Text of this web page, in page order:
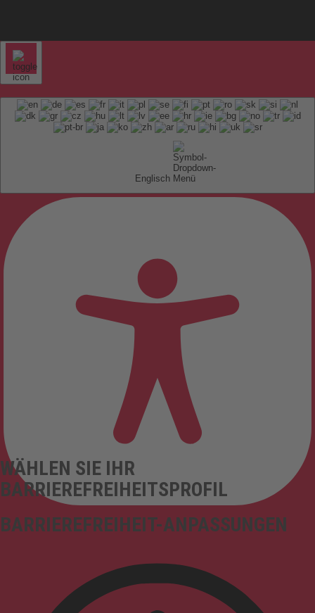
Englisch
BARRIEREFREIHEIT-ANPASSUNGEN
WÄHLEN SIE IHR
BARRIEREFREIHEITSPROFIL